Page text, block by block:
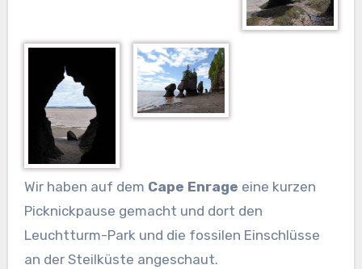
Wir haben auf dem Cape Enrage eine kurzen
Picknickpause gemacht und dort den
Leuchtturm-Park und die fossilen Einschlüsse
an der Steilküste angeschaut.